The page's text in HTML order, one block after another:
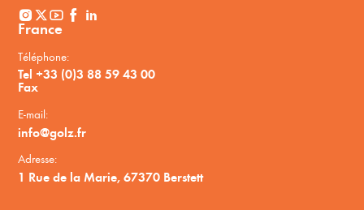
France
Téléphone:
Tel +33 (0)3 88 59 43 00
Fax
E-mail:
info@golz.fr
Adresse:
1 Rue de la Marie, 67370 Berstett